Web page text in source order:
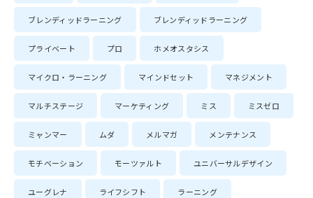
ブレンディッドラーニング ブレンディッドラーニング
プライベート プロ ホメオスタシス
マイクロ・ラーニング マインドセット マネジメント
マルチステージ マーケティング ミス ミスゼロ
ミャンマー ムダ メルマガ メンテナンス
モチベーション モーツァルト ユニバーサルデザイン
ユーグレナ ライフシフト ラーニング